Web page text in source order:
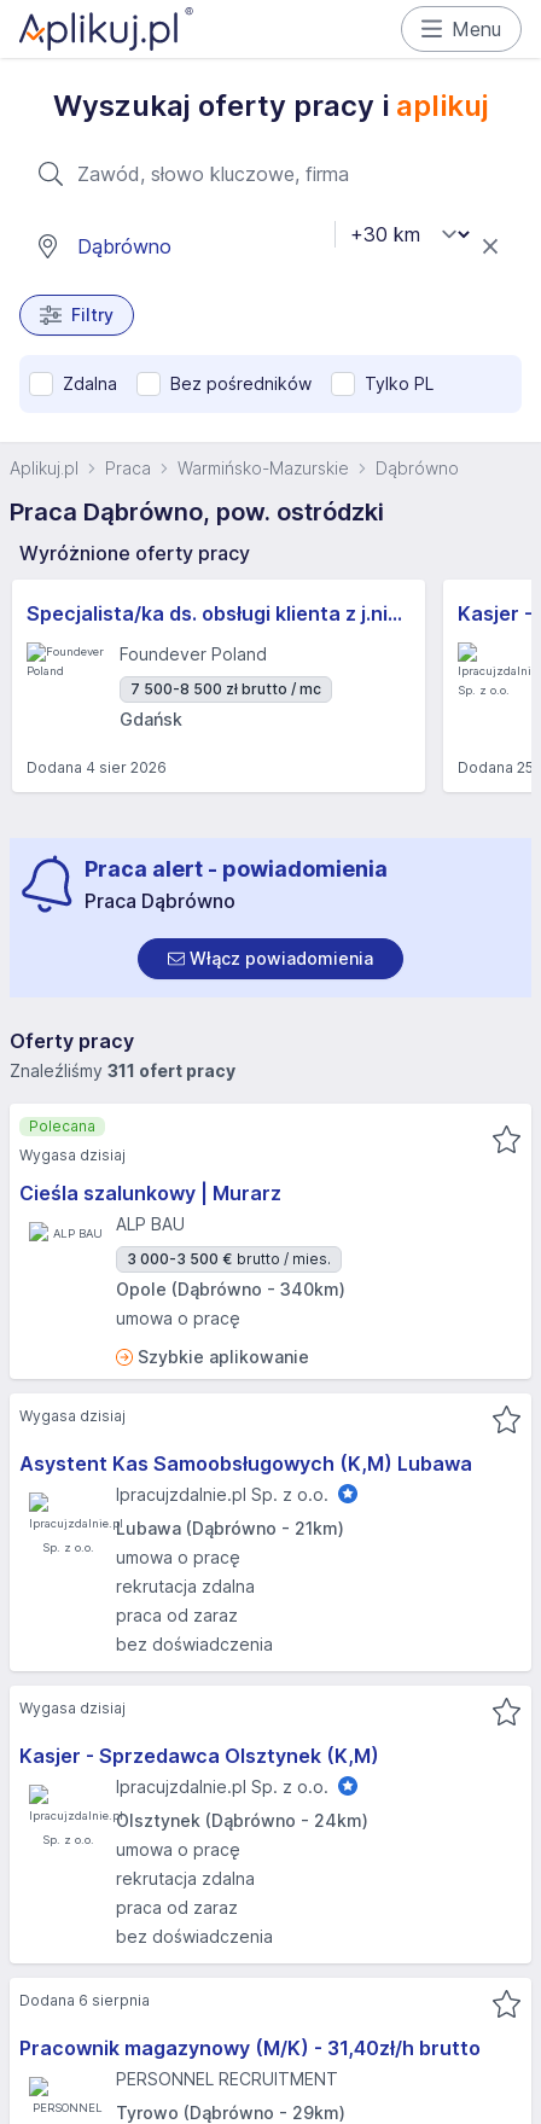
Menu
Wyszukaj oferty pracy i aplikuj
Filtry
Zdalna Bez pośredników Tylko PL
Aplikuj.pl Praca Warmińsko-Mazurskie Dąbrówno
Praca Dąbrówno, pow. ostródzki
Wyróżnione oferty pracy
Specjalista/ka ds. obsługi klienta z j.niemieckim
Foundever Poland
7 500-8 500 zł brutto / mc
Gdańsk
Dodana 4 sier 2026
Kasjer -
Dodana25
Praca alert - powiadomienia
Praca Dąbrówno
Włącz powiadomienia
Oferty pracy
Znaleźliśmy 311 ofert pracy
Cieśla szalunkowy | Murarz
ALP BAU
3 000-3 500 € brutto / mies.
Opole (Dąbrówno - 340km)
umowa o pracę
Szybkie aplikowanie
Polecana
Wygasa dzisiaj
Asystent Kas Samoobsługowych (K,M) Lubawa
Ipracujzdalnie.pl Sp. z o.o.
Lubawa (Dąbrówno - 21km)
umowa o pracę
rekrutacja zdalna
praca od zaraz
bez doświadczenia
Wygasa dzisiaj
Kasjer - Sprzedawca Olsztynek (K,M)
Ipracujzdalnie.pl Sp. z o.o.
Olsztynek (Dąbrówno - 24km)
umowa o pracę
rekrutacja zdalna
praca od zaraz
bez doświadczenia
Wygasa dzisiaj
Pracownik magazynowy (M/K) - 31,40zł/h brutto
PERSONNEL RECRUITMENT
Tyrowo (Dąbrówno - 29km)
Dodana 6 sierpnia